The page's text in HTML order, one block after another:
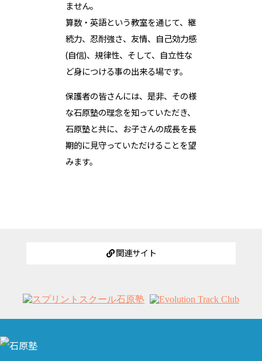
ません。
算数・英語という教室を通じて、継
続力、忍耐強さ、友情、自己効力感
(自信)、規律性、そして、自立性な
ど身につける事の出来る場です。
保護者の皆さんには、是非、その様
な石原塾の理念を知っていただき、
石原塾と共に、お子さんの成長を長
期的に見守っていただけることを望
みます。
関連サイト